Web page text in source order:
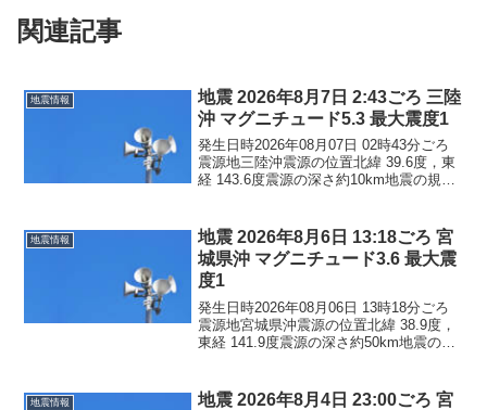
関連記事
地震情報
地震 2026年8月7日 2:43ごろ 三陸
沖 マグニチュード5.3 最大震度1
発生日時2026年08月07日 02時43分ごろ
震源地三陸沖震源の位置北緯 39.6度，東
経 143.6度震源の深さ約10km地震の規模
震度1青森県青森南部町階上...
地震情報
地震 2026年8月6日 13:18ごろ 宮
城県沖 マグニチュード3.6 最大震
度1
発生日時2026年08月06日 13時18分ごろ
震源地宮城県沖震源の位置北緯 38.9度，
東経 141.9度震源の深さ約50km地震の規
ん。震度1岩手県大船渡市陸前...
地震情報
地震 2026年8月4日 23:00ごろ 宮